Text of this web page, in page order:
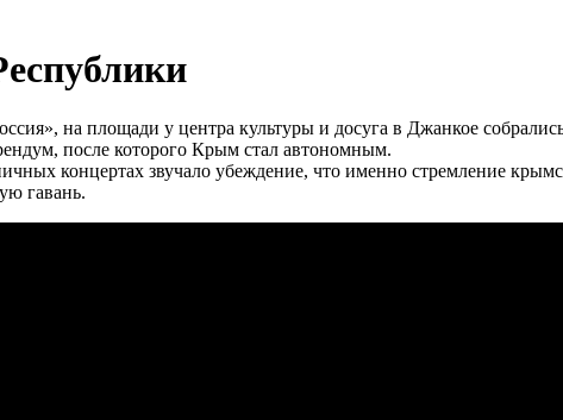
на площади у центра культуры и досуга в Джанкое
после которого Крым стал автономным.
концертах звучало убеждение, что именно стремление
гавань.